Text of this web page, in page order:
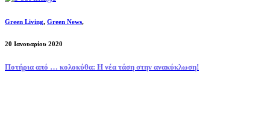
Green Living, Green News,
20 Ιανουαρίου 2020
Ποτήρια από … κολοκύθα: Η νέα τάση στην ανακύκλωση!